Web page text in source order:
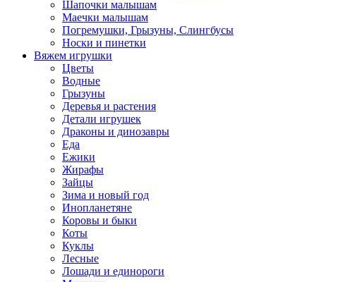
Шапочки малышам
Маечки малышам
Погремушки, Грызуны, Слингбусы
Носки и пинетки
Вяжем игрушки
Цветы
Водные
Грызуны
Деревья и растения
Детали игрушек
Драконы и динозавры
Еда
Ежики
Жирафы
Зайцы
Зима и новый год
Инопланетяне
Коровы и быки
Коты
Куклы
Лесные
Лошади и единороги